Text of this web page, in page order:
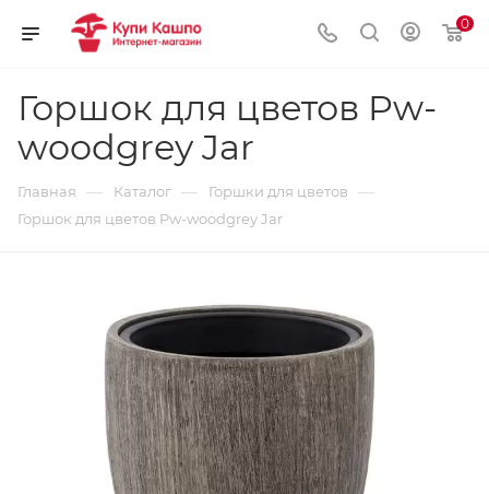
0
Горшок для цветов Pw-
woodgrey Jar
Главная — Каталог — Горшки для цветов —
Горшок для цветов Pw-woodgrey Jar